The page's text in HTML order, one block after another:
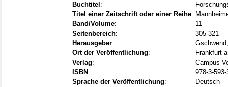
Buchtitel :
Titel einer Zeitschrift oder einer Reihe:
Band/Volume:
11
Seitenbereich:
305-321
Herausgeber:
Ort der Veröffentlichung:
Frankfurt
Verlag:
Campus-
ISBN :
978-3-
Sprache der Veröffentlichung:
Deutsch